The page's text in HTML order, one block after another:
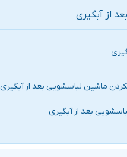
از آبگیری
ماشین لباسشویی بعد از آبگیری
بعد از آبگیری